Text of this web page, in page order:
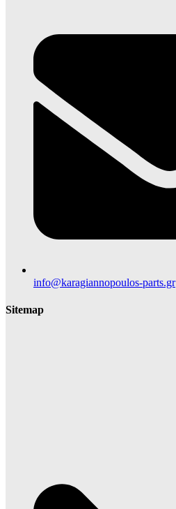
info@karagiannopoulos-parts.gr
Sitemap